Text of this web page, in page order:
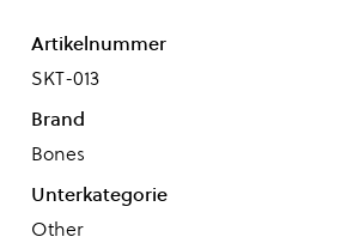
Artikelnummer
SKT-013
Brand
Bones
Unterkategorie
Other